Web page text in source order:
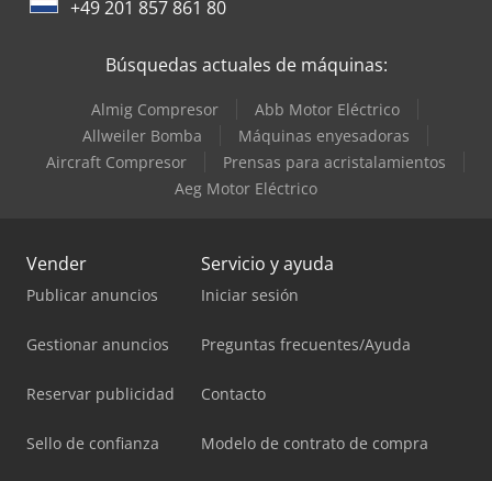
+49 201 857 861 80
Búsquedas actuales de máquinas:
Almig Compresor
Abb Motor Eléctrico
Allweiler Bomba
Máquinas enyesadoras
Aircraft Compresor
Prensas para acristalamientos
Aeg Motor Eléctrico
Vender
Publicar anuncios
Gestionar anuncios
Reservar publicidad
Sello de confianza
Servicio y ayuda
Iniciar sesión
Preguntas frecuentes/Ayuda
Contacto
Modelo de contrato de compra